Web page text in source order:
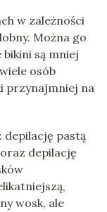
w zależności
Można go
są mniej
osób
przynajmniej na
depilację pastą
depilację
wosk, ale